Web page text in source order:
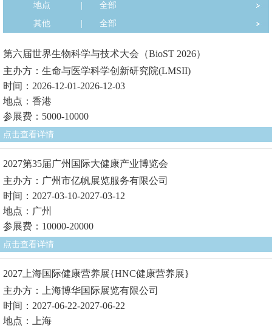
地点
全部
其他
全部
第六届世界生物科学与技术大会（BioST 2026）
主办方：生命与医学科学创新研究院(LMSII)
时间：2026-12-01-2026-12-03
地点：香港
参展费：5000-10000
点击查看详情
2027第35届广州国际大健康产业博览会
主办方：广州市亿帆展览服务有限公司
时间：2027-03-10-2027-03-12
地点：广州
参展费：10000-20000
点击查看详情
2027上海国际健康营养展{HNC健康营养展}
主办方：上海博华国际展览有限公司
时间：2027-06-22-2027-06-22
地点：上海